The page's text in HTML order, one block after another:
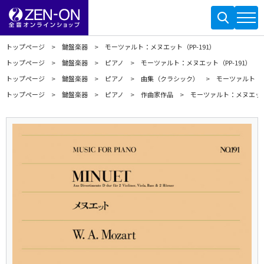
トップページ 鍵盤楽器
モーツァルト：メヌエット（PP-191）
トップページ
鍵盤楽器 ピアノ
モーツァルト：メヌエット（PP-191）
トップページ
鍵盤楽器 ピアノ 曲集（クラシック）
モーツァルト：
トップページ
鍵盤楽器 ピアノ 作曲家作品 モーツァルト：メヌエッ